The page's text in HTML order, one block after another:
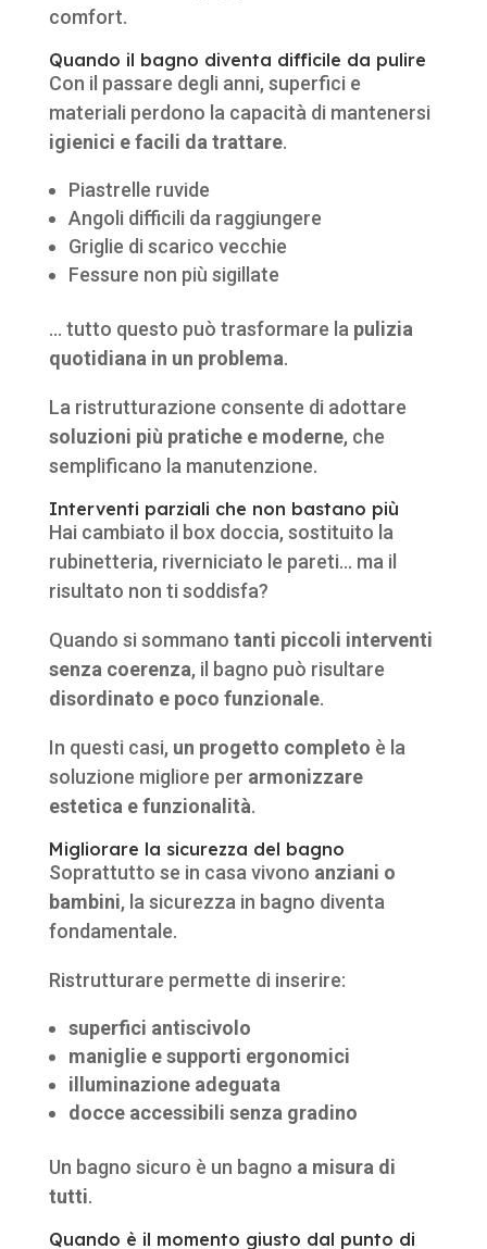
comfort.
Quando il bagno diventa difficile da pulire
Con il passare degli anni, superfici e
materiali perdono la capacità di mantenersi
igienici e facili da trattare.
Piastrelle ruvide
Angoli difficili da raggiungere
Griglie di scarico vecchie
Fessure non più sigillate
… tutto questo può trasformare la pulizia
quotidiana in un problema.
La ristrutturazione consente di adottare
soluzioni più pratiche e moderne, che
semplificano la manutenzione.
Interventi parziali che non bastano più
Hai cambiato il box doccia, sostituito la
rubinetteria, riverniciato le pareti… ma il
risultato non ti soddisfa?
Quando si sommano tanti piccoli interventi
senza coerenza, il bagno può risultare
disordinato e poco funzionale.
In questi casi, un progetto completo è la
soluzione migliore per armonizzare
estetica e funzionalità.
Migliorare la sicurezza del bagno
Soprattutto se in casa vivono anziani o
bambini, la sicurezza in bagno diventa
fondamentale.
Ristrutturare permette di inserire:
superfici antiscivolo
maniglie e supporti ergonomici
illuminazione adeguata
docce accessibili senza gradino
Un bagno sicuro è un bagno a misura di
tutti.
Quando è il momento giusto dal punto di